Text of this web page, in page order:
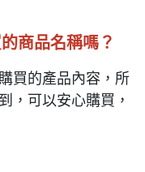
商品名稱嗎？
買的產品內容，所
，可以安心購買，